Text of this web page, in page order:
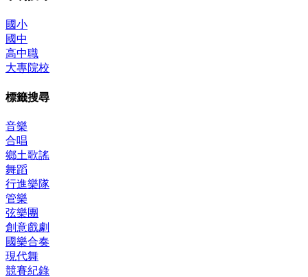
國小
國中
高中職
大專院校
標籤搜尋
音樂
合唱
鄉土歌謠
舞蹈
行進樂隊
管樂
弦樂團
創意戲劇
國樂合奏
現代舞
競賽紀錄